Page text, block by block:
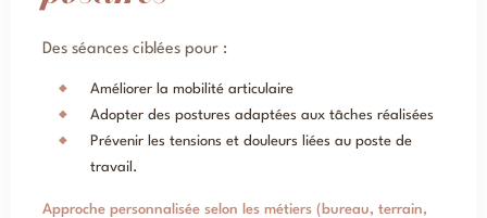
Des séances ciblées pour :
Améliorer la mobilité articulaire
Adopter des postures adaptées aux tâches réalisées
Prévenir les tensions et douleurs liées au poste de
travail.
Approche personnalisée selon les métiers (bureau, terrain,